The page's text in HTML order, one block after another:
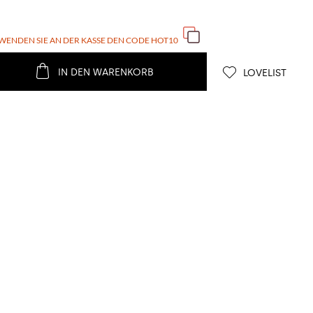
SIE AN DER KASSE DEN CODE HOT10
IN DEN WARENKORB LOVELIST